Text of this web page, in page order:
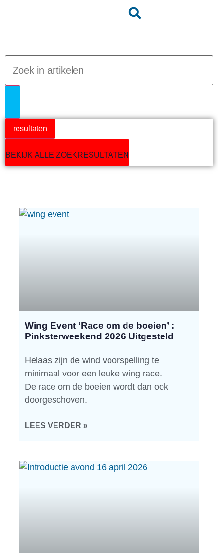
resultaten
BEKIJK ALLE ZOEKRESULTATEN
Wing Event ‘Race om de boeien’ :
Pinksterweekend 2026 Uitgesteld
Helaas zijn de wind voorspelling te
minimaal voor een leuke wing race.
De race om de boeien wordt dan ook
doorgeschoven.
LEES VERDER »